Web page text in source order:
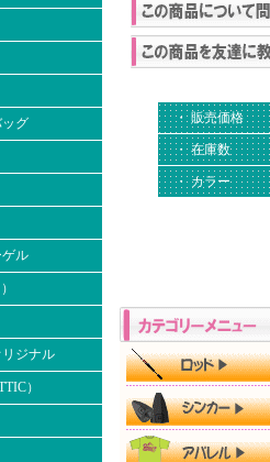
ッグ
ゲル
リジナル
）
・ 販売価格
・ 在庫数
・ カラー